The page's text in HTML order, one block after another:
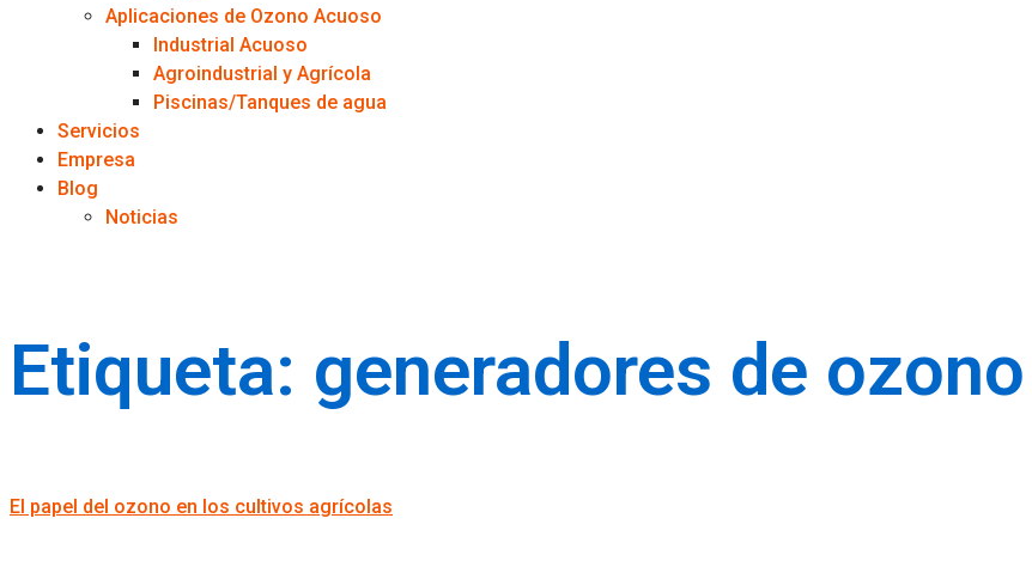
Aplicaciones de Ozono Acuoso
Industrial Acuoso
Agroindustrial y Agrícola
Piscinas/Tanques de agua
Servicios
Empresa
Blog
Noticias
Etiqueta: generadores de
El papel del ozono en los cultivos agrícolas